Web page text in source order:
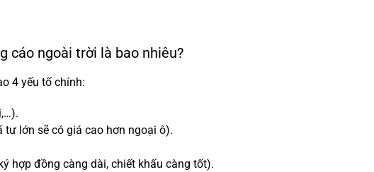
cáo ngoài trời là bao nhiêu?
4 yếu tố chính:
lớn sẽ có giá cao hơn ngoại ô).
hợp đồng càng dài, chiết khấu càng tốt).